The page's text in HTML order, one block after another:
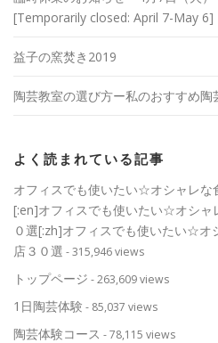
[Temporarily closed: April 7-May 6]
益子の窯焚き2019
陶芸教室の選び方ー私のおすすめ陶
よく読まれている記事
オフィスでも使いたい☆オシャレな
[:en]オフィスでも使いたい☆オシャ
０選[:zh]オフィスでも使いたい☆オ
店３０選 - 315,946 views
トップページ - 263,609 views
1日陶芸体験 - 85,037 views
陶芸体験コース - 78,115 views